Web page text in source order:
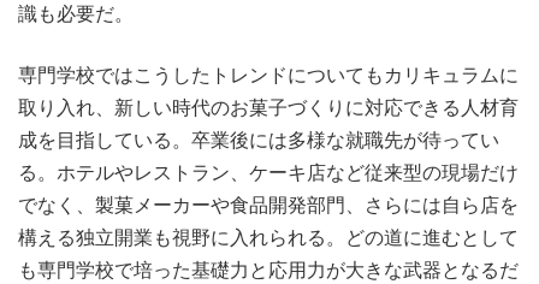
識も必要だ。
専門学校ではこうしたトレンドについてもカリキュラムに
取り入れ、新しい時代のお菓子づくりに対応できる人材育
成を目指している。卒業後には多様な就職先が待ってい
る。ホテルやレストラン、ケーキ店など従来型の現場だけ
でなく、製菓メーカーや食品開発部門、さらには自ら店を
構える独立開業も視野に入れられる。どの道に進むとして
も専門学校で培った基礎力と応用力が大きな武器となるだ